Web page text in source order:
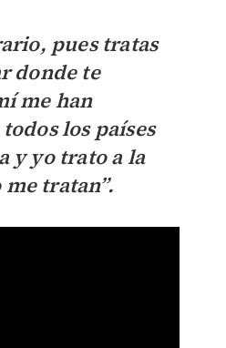
pues tratas
donde te
me han
los países
y yo trato a la
tratan”.